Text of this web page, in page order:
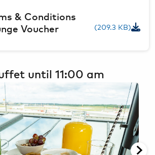
& Conditions
Voucher
(209.3 KB)
until 11:00 am